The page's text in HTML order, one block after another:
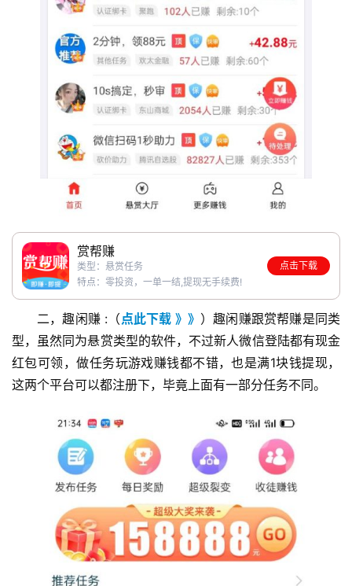
赏帮赚
类型：悬赏任务
特点：零投资，一单一结,提现无手续费!
点击下载
二，趣闲赚 :（点此下载 》》 ）趣闲赚跟赏帮赚是同类
型，虽然同为悬赏类型的软件，不过新人微信登陆都有现金
红包可领，做任务玩游戏赚钱都不错，也是满1块钱提现，
这两个平台可以都注册下，毕竟上面有一部分任务不同。